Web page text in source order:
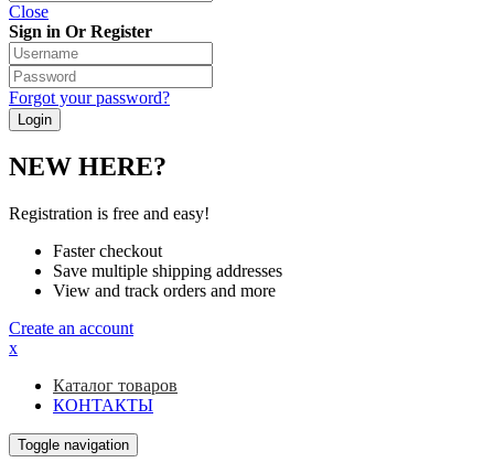
Close
Sign in Or Register
Forgot your password?
NEW HERE?
Registration is free and easy!
Faster checkout
Save multiple shipping addresses
View and track orders and more
Create an account
x
Каталог товаров
КОНТАКТЫ
Toggle navigation